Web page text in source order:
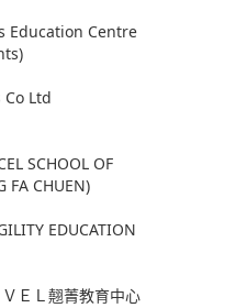
Education Centre
Ltd
SCHOOL OF
FA CHUEN)
EDUCATION
ＥＬ翹菁教育中心